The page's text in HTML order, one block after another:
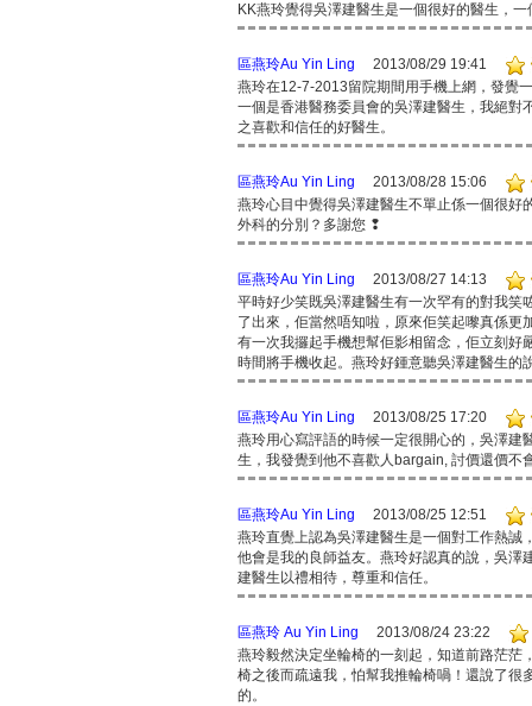
KK燕玲覺得吳澤建醫生是一個很好的醫生，
區燕玲Au Yin Ling
2013/08/29 19:41
燕玲在12-7-2013留院期間用手機上網，發覺
一個是香港醫務委員會的吳澤建醫生，我絕對
之喜歡和信任的好醫生。
區燕玲Au Yin Ling
2013/08/28 15:06
燕玲心目中覺得吳澤建醫生不單止係一個很好
外科的分別？多謝您 ❢
區燕玲Au Yin Ling
2013/08/27 14:13
平時好少笑既吳澤建醫生有一次罕有的對我笑
了出來，佢當然唔知啦，原來佢笑起嚟真係
有一次我攞起手機想幫佢影相留念，佢立刻好
時間將手機收起。燕玲好鍾意聽吳澤建醫生的
區燕玲Au Yin Ling
2013/08/25 17:20
燕玲用心寫評語的時候一定很開心的，吳澤建
生，我發覺到他不喜歡人bargain, 討價還價不
區燕玲Au Yin Ling
2013/08/25 12:51
燕玲直覺上認為吳澤建醫生是一個對工作熱誠
他會是我的良師益友。燕玲好認真的說，吳澤
建醫生以禮相待，尊重和信任。
區燕玲 Au Yin Ling
2013/08/24 23:22
燕玲毅然決定坐輪椅的一刻起，知道前路茫茫
椅之後而疏遠我，怕幫我推輪椅喎！還說了
的。